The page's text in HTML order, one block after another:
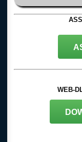
WEB-